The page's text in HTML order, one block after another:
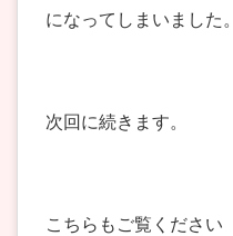
になってしまいました。
次回に続きます。
こちらもご覧ください